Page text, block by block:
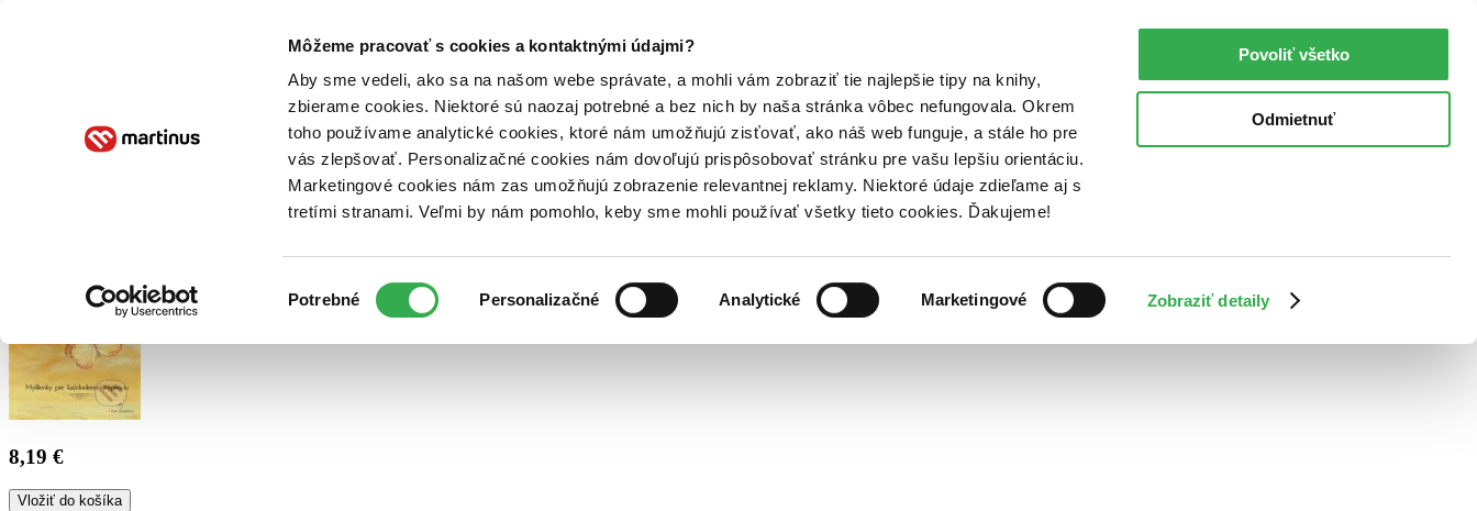
Môžeme pracovať s cookies a kontaktnými údajmi?
Aby sme vedeli, ako sa na našom webe správate, a mohli vám zobraziť tie najlepšie tipy na knihy,
zbierame cookies. Niektoré sú naozaj potrebné a bez nich by naša stránka vôbec nefungovala. Okrem
toho používame analytické cookies, ktoré nám umožňujú zisťovať, ako náš web funguje, a stále ho pre
vás zlepšovať. Personalizačné cookies nám dovoľujú prispôsobovať stránku pre vašu lepšiu orientáciu.
Marketingové cookies nám zas umožňujú zobrazenie relevantnej reklamy. Niektoré údaje zdieľame aj s
tretími stranami. Veľmi by nám pomohlo, keby sme mohli používať všetky tieto cookies. Ďakujeme!
súhlasu
Potrebné Personalizačné Analytické Marketingové Zobraziť detaily
Povoliť všetko
Odmietnuť
Poukážky Kontakt
8,19 €
Vložiť do košíka